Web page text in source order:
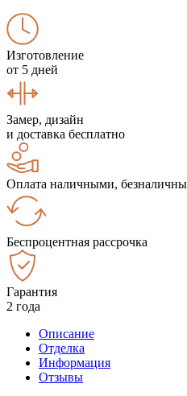
Изготовление
от 5 дней
Замер, дизайн
и доставка бесплатно
Оплата наличными,
Беспроцентная рассрочка
Гарантия
2 года
Описание
Отделка
Информация
Отзывы